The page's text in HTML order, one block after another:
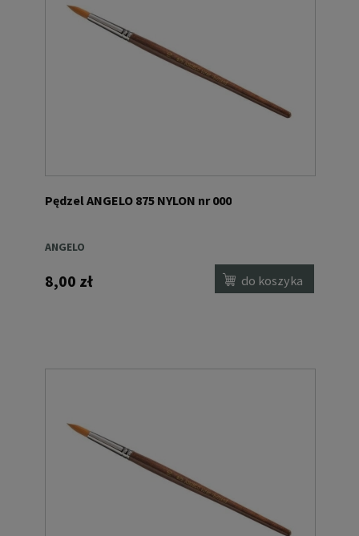
Pędzel ANGELO 875 NYLON nr 000
ANGELO
8,00 zł do koszyka